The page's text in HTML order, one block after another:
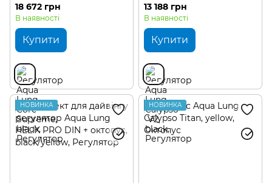
18 672 грн
В наявності
Купити
13 188 грн
В наявності
Купити
НОВИНКА НОВИНКА